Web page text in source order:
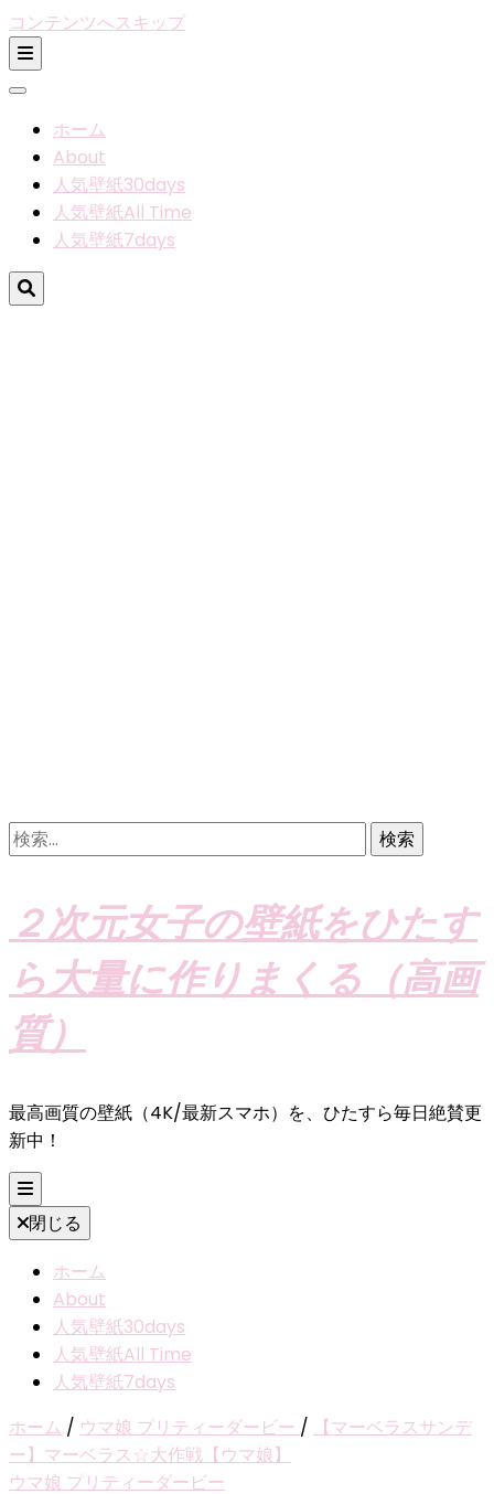
コンテンツへスキップ
ホーム
About
人気壁紙30days
人気壁紙All Time
人気壁紙7days
検
索:
２次元女子の壁紙をひたす
ら大量に作りまくる（高画
質）
最高画質の壁紙（4K/最新スマホ）を、ひたすら毎日絶賛更
新中！
閉じる
ホーム
About
人気壁紙30days
人気壁紙All Time
人気壁紙7days
ホーム / ウマ娘 プリティーダービー /
【マーベラスサンデ
ー】マーベラス☆大作戦【ウマ娘】
ウマ娘 プリティーダービー